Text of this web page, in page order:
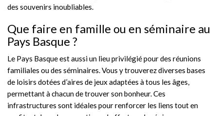
des souvenirs inoubliables.
Que faire en famille ou en séminaire au
Pays Basque ?
Le Pays Basque est aussi un lieu privilégié pour des réunions
familiales ou des séminaires. Vous y trouverez diverses bases
de loisirs dotées d’aires de jeux adaptées à tous les âges,
permettant à chacun de trouver son bonheur. Ces
infrastructures sont idéales pour renforcer les liens tout en